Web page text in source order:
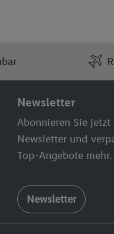
Newsletter
Abonnieren Sie jetzt
Newsletter und
Top-Angebote mehr.
Newsletter